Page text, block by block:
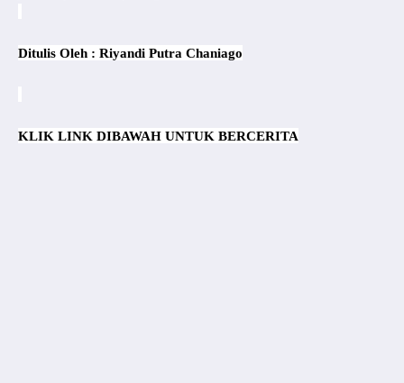
Ditulis Oleh : Riyandi Putra Chaniago
KLIK LINK DIBAWAH UNTUK BERCERITA